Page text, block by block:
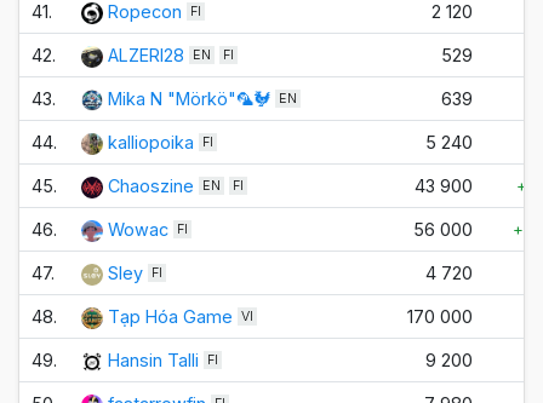
41. Ropecon FI 2 120
42. ALZERI28 EN FI 529
43. Mika N "Mörkö"🦜🐓 EN 639
44. kalliopoika FI 5 240
45. Chaoszine EN FI 43 900
46. Wowac FI 56 000
47. Sley FI 4 720
48. Tạp Hóa Game VI 170 000
49. Hansin Talli FI 9 200